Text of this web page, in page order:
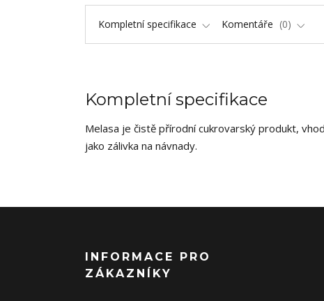
Kompletní specifikace Komentáře 0
Kompletní specifikace
Melasa je čistě přírodní cukrovarský produkt,
jako zálivka na návnady.
INFORMACE PRO
ZÁKAZNÍKY